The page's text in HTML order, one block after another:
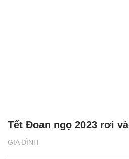
GIA ĐÌNH
Tết Đoan ngọ 2023 rơi